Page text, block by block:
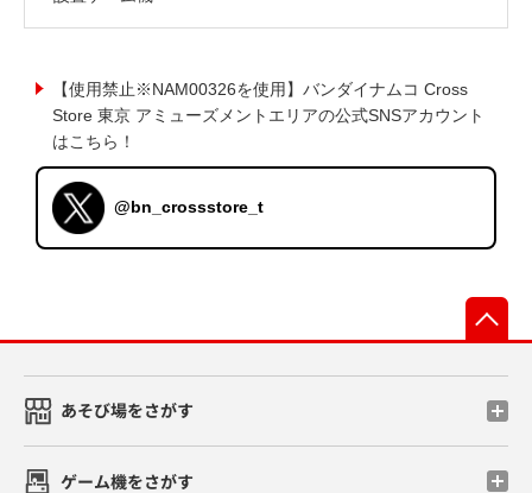
【使用禁止※NAM00326を使用】バンダイナムコ Cross
Store 東京 アミューズメントエリアの公式SNSアカウント
はこちら！
@bn_crossstore_t
あそび場をさがす
ゲーム機をさがす